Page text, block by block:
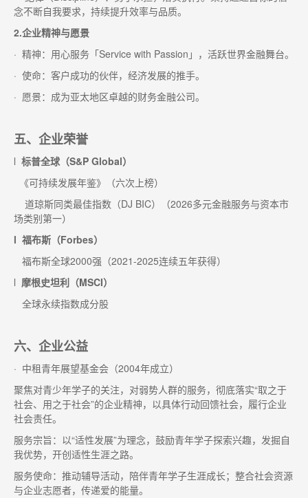
念不断自我要求，持续提升效率与品质。
2.企业精神与愿景
· 精神：用心服务「Service with Passion」，活跃世界金融舞台。
· 使命：客户成功的伙伴，经济发展的推手。
· 愿景：成为亚太地区卓越的财务金融公司。
五、企业荣誉
l 标普全球（S&P Global）
《可持续发展年鉴》
（六次上榜）
道琼斯同类最佳指数（DJ BIC）（2026多元金融服务与资本市
场类别第一）
l 福布斯（Forbes）
福布斯全球2000强（2021-2025连续五年获得）
l 摩根史坦利（MSCI）
全球永续指数成分股
六、企业公益
· 中租青年展望基金会（2004年成立）
聚焦对青少年学子的关注，对弱势人群的服务，彻底落实“取之于
社会、用之于社会”的企业精神，以具体行动回馈社会，履行企业
社会责任。
服务宗旨：以“适性发展”为理念，鼓励青年学子探索兴趣，发掘自
我优势，开创适性生涯之路。
服务使命：推动辅导活动，陪伴青年学子生涯成长；整合社会资源
与企业志愿者，传递爱的能量。